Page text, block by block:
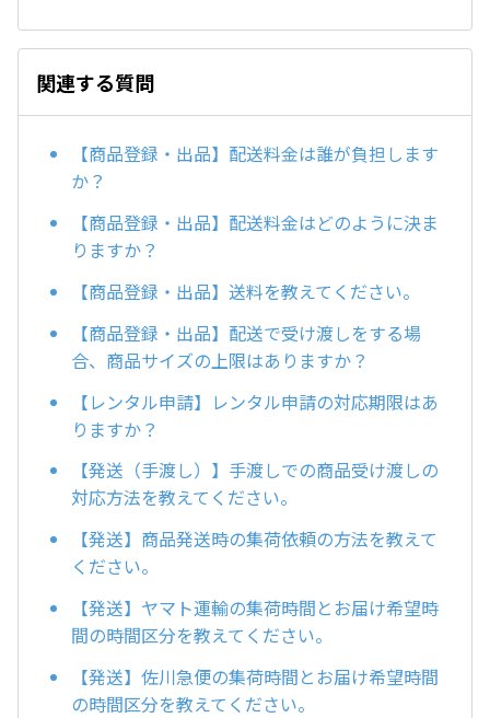
関連する質問
【商品登録・出品】配送料金は誰が負担します
か？
【商品登録・出品】配送料金はどのように決ま
りますか？
【商品登録・出品】送料を教えてください。
【商品登録・出品】配送で受け渡しをする場
合、商品サイズの上限はありますか？
【レンタル申請】レンタル申請の対応期限はあ
りますか？
【発送（手渡し）】手渡しでの商品受け渡しの
対応方法を教えてください。
【発送】商品発送時の集荷依頼の方法を教えて
ください。
【発送】ヤマト運輸の集荷時間とお届け希望時
間の時間区分を教えてください。
【発送】佐川急便の集荷時間とお届け希望時間
の時間区分を教えてください。